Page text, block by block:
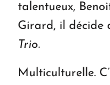
talentueux,
Girard, il décide
Trio.
Multiculturelle.